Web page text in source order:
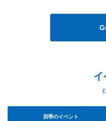
イ
四季のイベント